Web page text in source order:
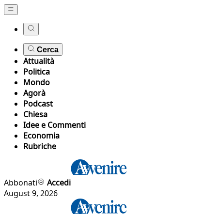
Cerca
Attualità
Politica
Mondo
Agorà
Podcast
Chiesa
Idee e Commenti
Economia
Rubriche
Abbonati
Accedi
August 9, 2026